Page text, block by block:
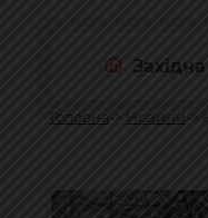
Головна Новини